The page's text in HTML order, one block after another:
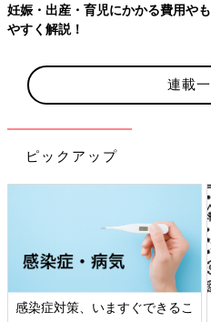
わかり 【ワクチン接種できる
連載
ピックアップ
ちゃん・
日本外来小児科学会